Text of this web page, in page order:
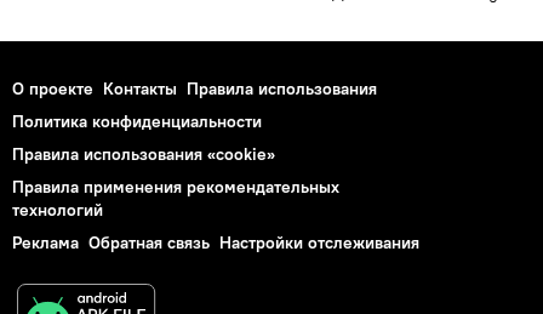
О проекте Контакты Правила использования
Политика конфиденциальности
Правила использования «cookie»
Правила применения рекомендательных
технологий
Реклама Обратная связь Настройки отслеживания